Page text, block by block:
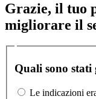
Grazie, il tuo
migliorare il
Quali sono stati
Le indicazioni